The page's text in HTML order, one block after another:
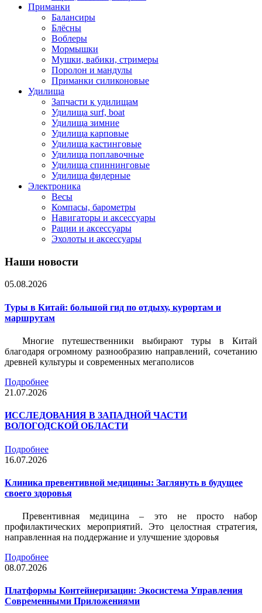
Приманки
Балансиры
Блёсны
Воблеры
Мормышки
Мушки, вабики, стримеры
Поролон и мандулы
Приманки силиконовые
Удилища
Запчасти к удилищам
Удилища surf, boat
Удилища зимние
Удилища карповые
Удилища кастинговые
Удилища поплавочные
Удилища спиннинговые
Удилища фидерные
Электроника
Весы
Компасы, барометры
Навигаторы и аксессуары
Рации и аксессуары
Эхолоты и аксессуары
Наши новости
05.08.2026
Туры в Китай: большой гид по отдыху, курортам и
маршрутам
Многие путешественники выбирают туры в Китай
благодаря огромному разнообразию направлений, сочетанию
древней культуры и современных мегаполисов
Подробнее
21.07.2026
ИССЛЕДОВАНИЯ В ЗАПАДНОЙ ЧАСТИ
ВОЛОГОДСКОЙ ОБЛАСТИ
Подробнее
16.07.2026
Клиника превентивной медицины: Заглянуть в будущее
своего здоровья
Превентивная медицина – это не просто набор
профилактических мероприятий. Это целостная стратегия,
направленная на поддержание и улучшение здоровья
Подробнее
08.07.2026
Платформы Контейнеризации: Экосистема Управления
Современными Приложениями